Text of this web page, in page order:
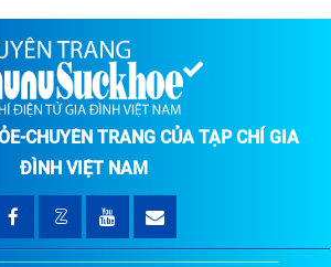
CHUYÊN TRANG CỦA TẠP CHÍ GIA
ĐÌNH VIỆT NAM